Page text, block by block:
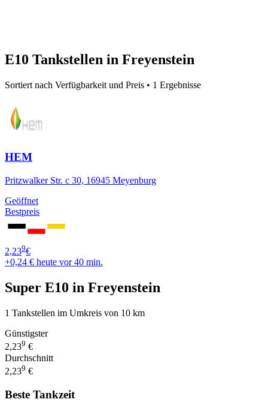
E10 Tankstellen in Freyenstein
Sortiert nach Verfügbarkeit und Preis • 1 Ergebnisse
HEM
Pritzwalker Str. c 30, 16945 Meyenburg
Geöffnet
Bestpreis
2,239€
+0,24 € heute vor 40 min.
Super E10 in Freyenstein
1 Tankstellen im Umkreis von 10 km
Günstigster
2,239 €
Durchschnitt
2,239 €
Beste Tankzeit